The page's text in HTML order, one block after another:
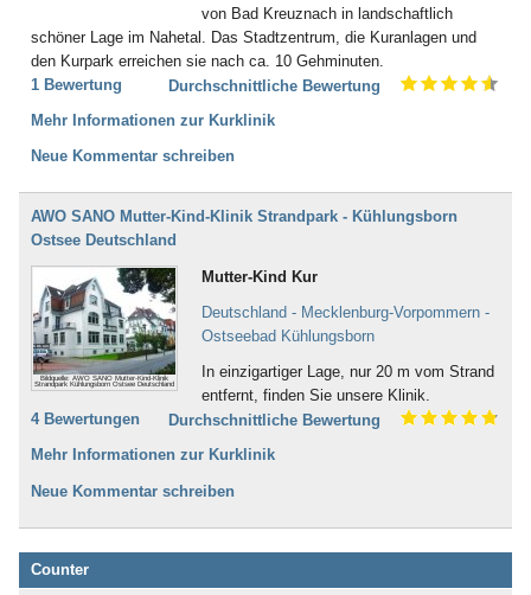
von Bad Kreuznach in landschaftlich
schöner Lage im Nahetal. Das Stadtzentrum, die Kuranlagen und
den Kurpark erreichen sie nach ca. 10 Gehminuten.
1 Bewertung
Durchschnittliche Bewertung
Mehr Informationen zur Kurklinik
Neue Kommentar schreiben
AWO SANO Mutter-Kind-Klinik Strandpark - Kühlungsborn
Ostsee Deutschland
Bildquelle: AWO SANO Mutter-Kind-Klinik
Strandpark Kühlungsborn Ostsee Deutschland
Mutter-Kind Kur
Deutschland - Mecklenburg-Vorpommern -
Ostseebad Kühlungsborn
In einzigartiger Lage, nur 20 m vom Strand
entfernt, finden Sie unsere Klinik.
4 Bewertungen
Durchschnittliche Bewertung
Mehr Informationen zur Kurklinik
Neue Kommentar schreiben
Counter